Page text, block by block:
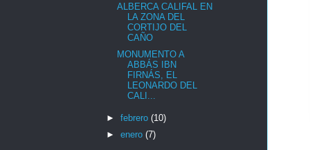
ALBERCA CALIFAL EN
LA ZONA DEL
CORTIJO DEL
CAÑO
MONUMENTO A
ABBÁS IBN
FIRNÁS, EL
LEONARDO DEL
CALI...
► febrero (10)
► enero (7)